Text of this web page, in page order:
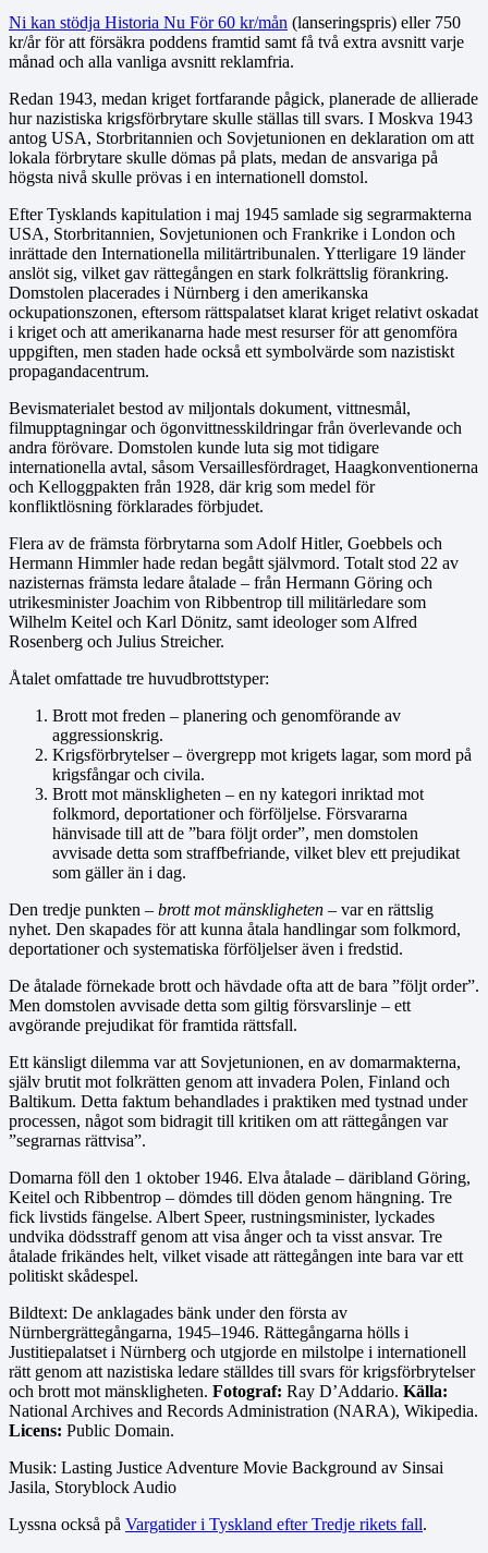
Ni kan stödja Historia Nu För 60 kr/mån (lanseringspris) eller 750
kr/år för att försäkra poddens framtid samt få två extra avsnitt varje
månad och alla vanliga avsnitt reklamfria.
Redan 1943, medan kriget fortfarande pågick, planerade de allierade
hur nazistiska krigsförbrytare skulle ställas till svars. I Moskva 1943
antog USA, Storbritannien och Sovjetunionen en deklaration om att
lokala förbrytare skulle dömas på plats, medan de ansvariga på
högsta nivå skulle prövas i en internationell domstol.
Efter Tysklands kapitulation i maj 1945 samlade sig segrarmakterna
USA, Storbritannien, Sovjetunionen och Frankrike i London och
inrättade den Internationella militärtribunalen. Ytterligare 19 länder
anslöt sig, vilket gav rättegången en stark folkrättslig förankring.
Domstolen placerades i Nürnberg i den amerikanska
ockupationszonen, eftersom rättspalatset klarat kriget relativt oskadat
i kriget och att amerikanarna hade mest resurser för att genomföra
uppgiften, men staden hade också ett symbolvärde som nazistiskt
propagandacentrum.
Bevismaterialet bestod av miljontals dokument, vittnesmål,
filmupptagningar och ögonvittnesskildringar från överlevande och
andra förövare. Domstolen kunde luta sig mot tidigare
internationella avtal, såsom Versaillesfördraget, Haagkonventionerna
och Kelloggpakten från 1928, där krig som medel för
konfliktlösning förklarades förbjudet.
Flera av de främsta förbrytarna som Adolf Hitler, Goebbels och
Hermann Himmler hade redan begått självmord. Totalt stod 22 av
nazisternas främsta ledare åtalade – från Hermann Göring och
utrikesminister Joachim von Ribbentrop till militärledare som
Wilhelm Keitel och Karl Dönitz, samt ideologer som Alfred
Rosenberg och Julius Streicher.
Åtalet omfattade tre huvudbrottstyper:
Brott mot freden – planering och genomförande av
aggressionskrig.
Krigsförbrytelser – övergrepp mot krigets lagar, som mord på
krigsfångar och civila.
Brott mot mänskligheten – en ny kategori inriktad mot
folkmord, deportationer och förföljelse. Försvararna
hänvisade till att de ”bara följt order”, men domstolen
avvisade detta som straffbefriande, vilket blev ett prejudikat
som gäller än i dag.
Den tredje punkten – brott mot mänskligheten – var en rättslig
nyhet. Den skapades för att kunna åtala handlingar som folkmord,
deportationer och systematiska förföljelser även i fredstid.
De åtalade förnekade brott och hävdade ofta att de bara ”följt order”.
Men domstolen avvisade detta som giltig försvarslinje – ett
avgörande prejudikat för framtida rättsfall.
Ett känsligt dilemma var att Sovjetunionen, en av domar­makterna,
själv brutit mot folkrätten genom att invadera Polen, Finland och
Baltikum. Detta faktum behandlades i praktiken med tystnad under
processen, något som bidragit till kritiken om att rättegången var
”segrarnas rättvisa”.
Domarna föll den 1 oktober 1946. Elva åtalade – däribland Göring,
Keitel och Ribbentrop – dömdes till döden genom hängning. Tre
fick livstids fängelse. Albert Speer, rustningsminister, lyckades
undvika dödsstraff genom att visa ånger och ta visst ansvar. Tre
åtalade frikändes helt, vilket visade att rättegången inte bara var ett
politiskt skådespel.
Bildtext: De anklagades bänk under den första av
Nürnbergrättegångarna, 1945–1946. Rättegångarna hölls i
Justitiepalatset i Nürnberg och utgjorde en milstolpe i internationell
rätt genom att nazistiska ledare ställdes till svars för krigsförbrytelser
och brott mot mänskligheten. Fotograf: Ray D’Addario. Källa:
National Archives and Records Administration (NARA), Wikipedia.
Licens: Public Domain.
Musik: Lasting Justice Adventure Movie Background av Sinsai
Jasila, Storyblock Audio
Lyssna också på Vargatider i Tyskland efter Tredje rikets fall.